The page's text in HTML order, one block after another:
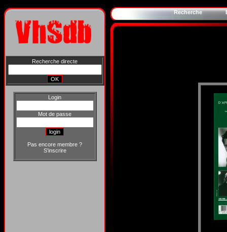
Recherche directe
Login
Mot de passe
Pas encore membre ?
S'inscrire
Recherche